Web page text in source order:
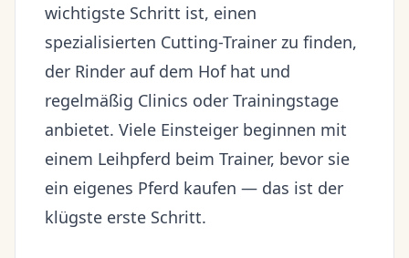
wichtigste Schritt ist, einen
spezialisierten Cutting-Trainer zu finden,
der Rinder auf dem Hof hat und
regelmäßig Clinics oder Trainingstage
anbietet. Viele Einsteiger beginnen mit
einem Leihpferd beim Trainer, bevor sie
ein eigenes Pferd kaufen — das ist der
klügste erste Schritt.